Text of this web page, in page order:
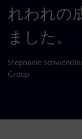
れわれの
ました。
Stephanie
Group